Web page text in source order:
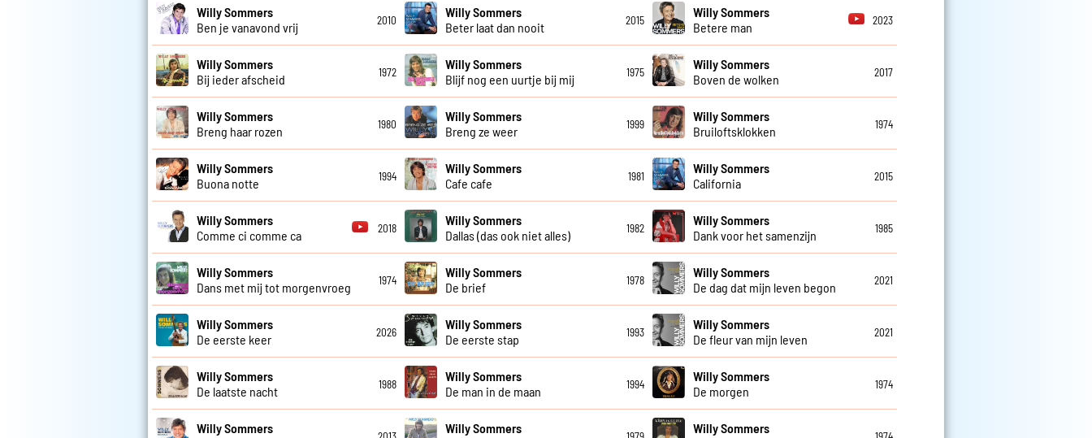
Willy Sommers
Ben je vanavond vrij
2010
Willy Sommers
Beter laat dan nooit
2015
Willy Sommers
Betere man
2023
Willy Sommers
Bij ieder afscheid
1972
Willy Sommers
Blijf nog een uurtje bij mij
1975
Willy Sommers
Boven de wolken
2017
Willy Sommers
Breng haar rozen
1980
Willy Sommers
Breng ze weer
1999
Willy Sommers
Bruiloftsklokken
1974
Willy Sommers
Buona notte
1994
Willy Sommers
Cafe cafe
1981
Willy Sommers
California
2015
Willy Sommers
Comme ci comme ca
2018
Willy Sommers
Dallas (das ook niet alles)
1982
Willy Sommers
Dank voor het samenzijn
1985
Willy Sommers
Dans met mij tot morgenvroeg
1974
Willy Sommers
De brief
1978
Willy Sommers
De dag dat mijn leven begon
2021
Willy Sommers
De eerste keer
2026
Willy Sommers
De eerste stap
1993
Willy Sommers
De fleur van mijn leven
2021
Willy Sommers
De laatste nacht
1988
Willy Sommers
De man in de maan
1994
Willy Sommers
De morgen
1974
Willy Sommers
Willy Sommers
Willy Sommers